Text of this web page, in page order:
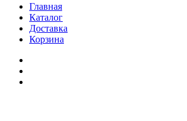
Главная
Каталог
Доставка
Корзина